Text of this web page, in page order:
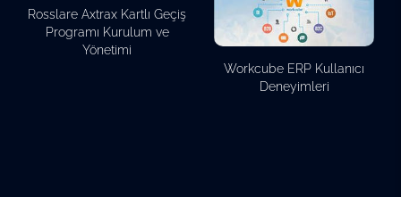
Rosslare Axtrax Kartlı Geçiş
Programı Kurulum ve
Yönetimi
Workcube ERP Kullanıcı
Deneyimleri